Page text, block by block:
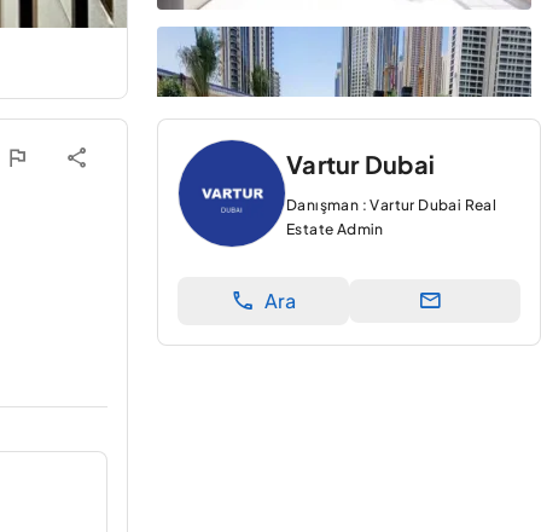
Vartur Dubai
Danışman : Vartur Dubai Real
Estate Admin
Ara